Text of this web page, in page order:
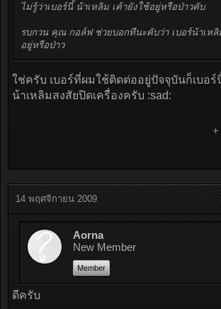
ไม่รู้ว่าเบอร์นี้ น้าเหลิม เค้ายังใช้อยู่หรือป่าวคับ
รบกวน คุณ กอล์ฟ ช่วยบอกทีนะคับว่า เบอร์น้าเหลิ
อยู่หรือป่าว
ใช่ครับ เบอร์ที่ผมใช้ติดต่ออยู่ปัจจุบันก็เบอร์
น้าเหลิมสงสัยปิดเครื่องครับ :sad:
+
14 พฤศจิกายน 2009
Aorna
New Member
Member
ดีครับ